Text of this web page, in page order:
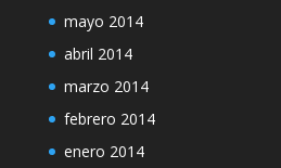
mayo 2014
abril 2014
marzo 2014
febrero 2014
enero 2014